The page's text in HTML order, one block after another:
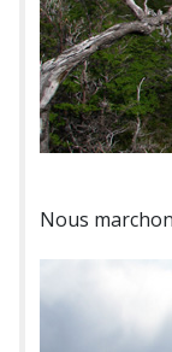
Nous